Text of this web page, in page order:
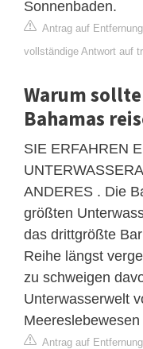
Sonnenbaden.
Antrag auf
vollständige Antwort auf
Warum
Bahamas
SIE ERFAHREN
ANDERES . Die
größten
das drittgrößte
Reihe längst
zu schweigen
Unterwasserwelt
Meereslebewesen
Antrag auf